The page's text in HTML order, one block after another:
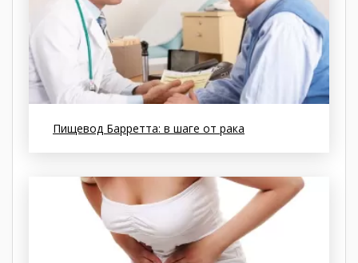
Пищевод Барретта: в шаге от рака